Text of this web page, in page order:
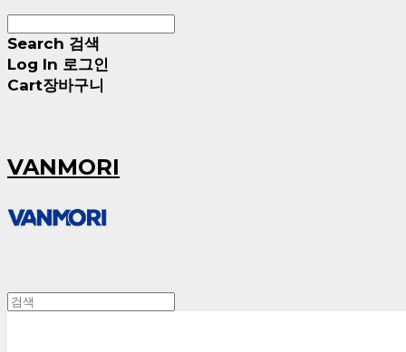
Search 검색
Log In 로그인
Cart장바구니
VANMORI